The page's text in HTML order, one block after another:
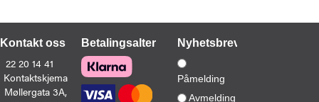
Kontakt oss
22 20 14 41
Kontaktskjema
Møllergata 3A,
BetalingsalternativerNyhetsbrev
Påmelding
Avmelding